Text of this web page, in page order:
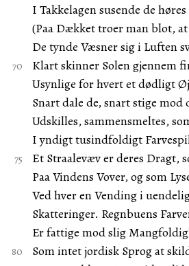
I Takkelagen susende de
(Paa Dækket troer man blot,
De tynde Væsner sig i Luften
Klart skinner Solen gjennem
Usynlige for hvert et dødligt
Snart dale de, snart stige mod
Udskilles, sammensmeltes,
I yndigt tusindfoldigt
Et Straalevæv er deres Dragt,
Paa Vindens Vover, og som
Ved hver en Vending i
Skatteringer. Regnbuens
Er fattige mod slig
Som intet jordisk Sprog at